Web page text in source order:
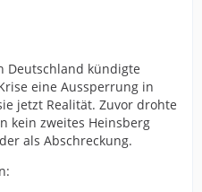
Deutschland kündigte
eine Aussperrung in
jetzt Realität. Zuvor drohte
kein zweites Heinsberg
als Abschreckung.